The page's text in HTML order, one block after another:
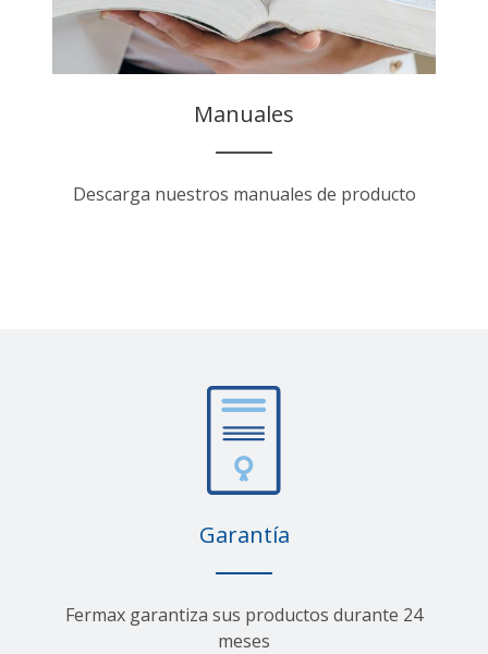
Manuales
Descarga nuestros manuales de producto
Garantía
Fermax garantiza sus productos durante 24
meses